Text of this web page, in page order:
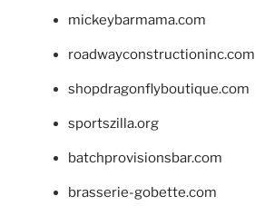
mickeybarmama.com
roadwayconstructioninc.com
shopdragonflyboutique.com
sportszilla.org
batchprovisionsbar.com
brasserie-gobette.com